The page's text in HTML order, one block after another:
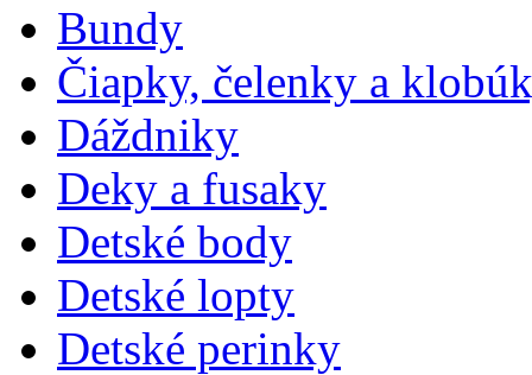
Bundy
Čiapky, čelenky a
Dáždniky
Deky a fusaky
Detské body
Detské lopty
Detské perinky